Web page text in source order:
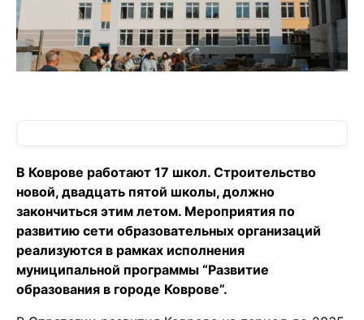
В Коврове работают 17 школ. Строительство
новой, двадцать пятой школы, должно
закончиться этим летом. Мероприятия по
развитию сети образовательных организаций
реализуются в рамках исполнения
муниципальной программы “Развитие
образования в городе Коврове”.